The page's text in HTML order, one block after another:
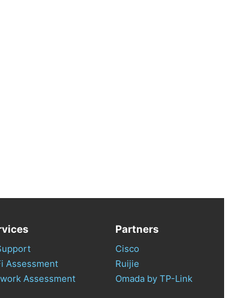
Assessment
Assessment
Partners
Cisco
Ruijie
Omada by TP-Link